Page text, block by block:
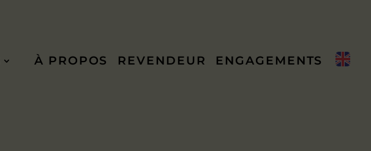
À PROPOS REVENDEUR ENGAGEMENTS